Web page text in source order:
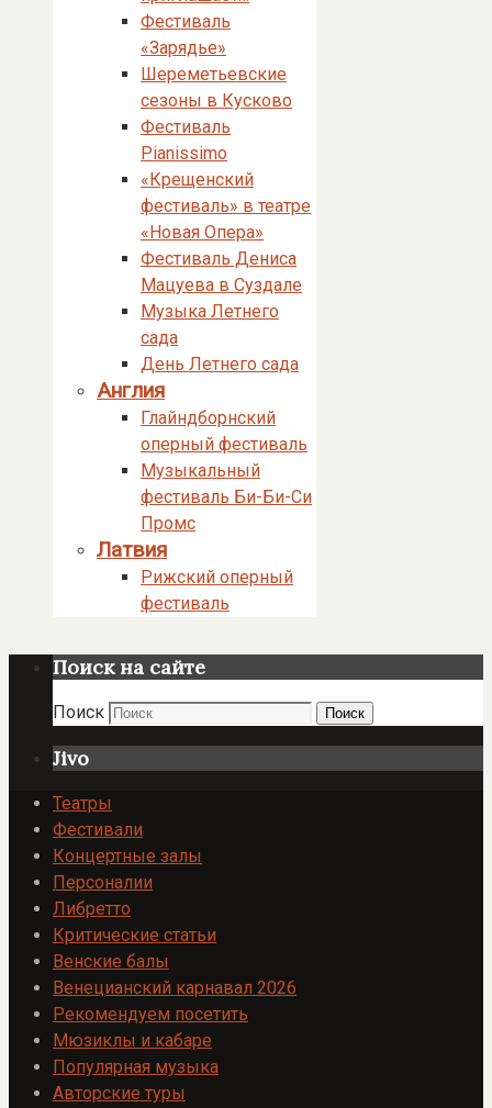
Фестиваль
«Зарядье»
Шереметьевские
сезоны в Кусково
Фестиваль
Pianissimo
«Крещенский
фестиваль» в театре
«Новая Опера»
Фестиваль Дениса
Мацуева в Суздале
Музыка Летнего
сада
День Летнего сада
Англия
Глайндборнский
оперный фестиваль
Музыкальный
фестиваль Би-Би-Си
Промс
Латвия
Рижский оперный
фестиваль
Поиск на сайте
Поиск Поиск
Jivo
Театры
Фестивали
Концертные залы
Персоналии
Либретто
Критические статьи
Венские балы
Венецианский карнавал 2026
Рекомендуем посетить
Мюзиклы и кабаре
Популярная музыка
Авторские туры